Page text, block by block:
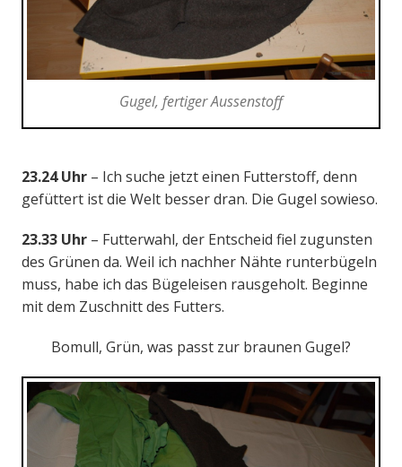
Gugel, fertiger Aussenstoff
23.24 Uhr– Ich suche jetzt einen Futterstoff, denn
gefüttert ist die Welt besser dran. Die Gugel sowieso.
23.33 Uhr– Futterwahl, der Entscheid fiel zugunsten
des Grünen da. Weil ich nachher Nähte runterbügeln
muss, habe ich das Bügeleisen rausgeholt. Beginne
mit dem Zuschnitt des Futters.
Bomull, Grün, was passt zur braunen Gugel?